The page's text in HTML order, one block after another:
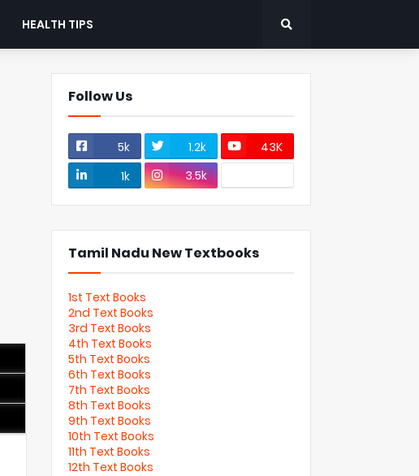
HEALTH TIPS
Follow Us
5k 1.2k
43K
1k
3.5k
Tamil Nadu New Textbooks
1st Text Books
2nd Text Books
3rd Text Books
4th Text Books
5th Text Books
6th Text Books
7th Text Books
8th Text Books
9th Text Books
10th Text Books
11th Text Books
12th Text Books